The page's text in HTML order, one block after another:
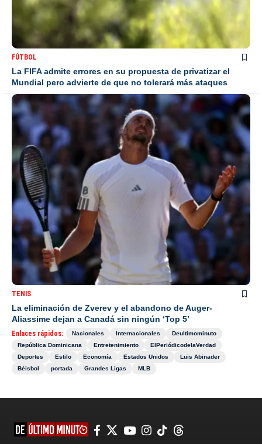
FÚTBOL
La FIFA admite errores en su propuesta de privatizar el
Mundial pero advierte de que no tolerará más ataques
TENIS
La eliminación de Zverev y el abandono de Auger-
Aliassime dejan a Canadá sin ningún ‘Top 5’
Enlaces rápidos: Nacionales Internacionales
Deultimominuto
República Dominicana
Entretenimiento
ElPeriódicodelaVerdad
Deportes
Estilo Economía Estados Unidos
Luis Abinader
Béisbol
portada Grandes Ligas MLB